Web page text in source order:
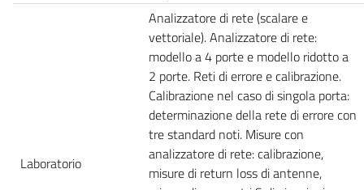
Laboratorio
Analizzatore di rete (scalare e
vettoriale). Analizzatore di rete:
modello a 4 porte e modello ridotto a
2 porte. Reti di errore e calibrazione.
Calibrazione nel caso di singola porta:
determinazione della rete di errore con
tre standard noti. Misure con
analizzatore di rete: calibrazione,
misure di return loss di antenne,